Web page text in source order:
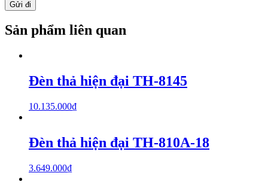
Sản phẩm liên quan
Đèn thả hiện đại TH-8145
10.135.000₫
Đèn thả hiện đại TH-810A-18
3.649.000₫